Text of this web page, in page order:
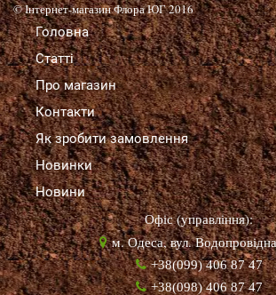
© Інтернет-магазин Флора ЮГ 2016
Головна
Статті
Про магазин
Контакти
Як зробити замовлення
Новинки
Новини
Офіс (управління):
м. Одеса, вул.
+38(099) 406 87 47
+38(098) 406 87 47